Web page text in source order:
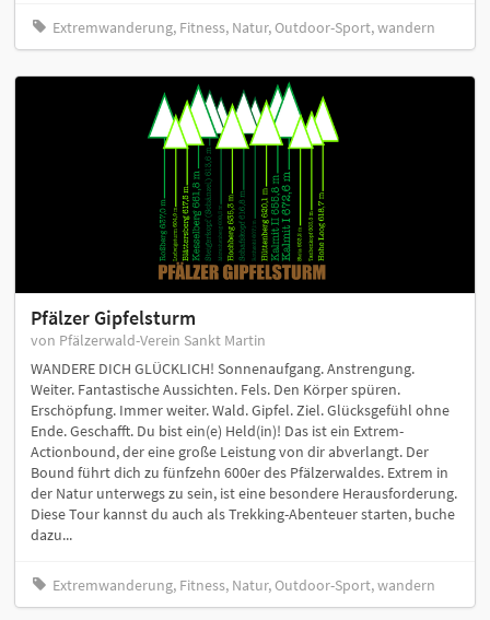
Extremwanderung, Fitness, Natur, Outdoor-Sport, wandern
Pfälzer Gipfelsturm
von Pfälzerwald-Verein Sankt Martin
WANDERE DICH GLÜCKLICH! Sonnenaufgang. Anstrengung.
Weiter. Fantastische Aussichten. Fels. Den Körper spüren.
Erschöpfung. Immer weiter. Wald. Gipfel. Ziel. Glücksgefühl ohne
Ende. Geschafft. Du bist ein(e) Held(in)! Das ist ein Extrem-
Actionbound, der eine große Leistung von dir abverlangt. Der
Bound führt dich zu fünfzehn 600er des Pfälzerwaldes. Extrem in
der Natur unterwegs zu sein, ist eine besondere Herausforderung.
Diese Tour kannst du auch als Trekking-Abenteuer starten, buche
dazu...
Extremwanderung, Fitness, Natur, Outdoor-Sport, wandern